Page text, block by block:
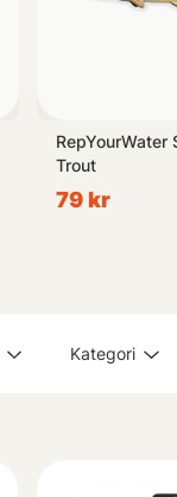
RepYourWater
Trout
79 kr
Kategori